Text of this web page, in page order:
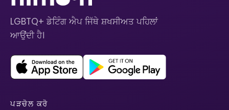
LGBTQ+ ਡੇਟਿੰਗ ਐਪ ਜਿੱਥੇ ਸ਼ਖਸੀਅਤ ਪਹਿਲਾਂ
ਆਉਂਦੀ ਹੈ।
ਪੜਚੋਲ ਕਰੋ